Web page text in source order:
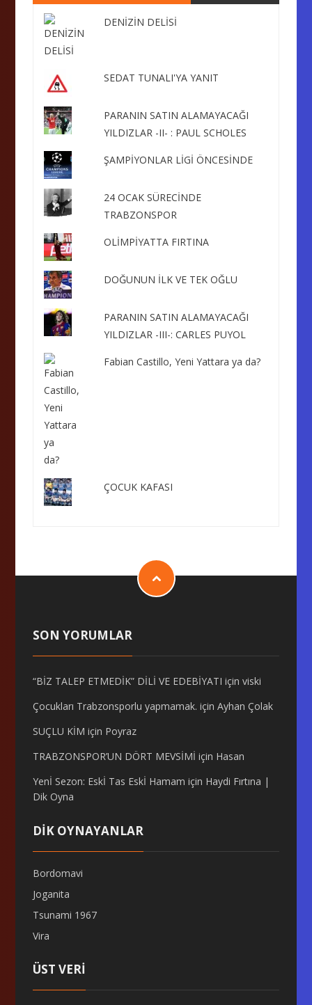
DENİZİN DELİSİ
SEDAT TUNALI'YA YANIT
PARANIN SATIN ALAMAYACAĞI
YILDIZLAR -II- : PAUL SCHOLES
ŞAMPİYONLAR LİGİ ÖNCESİNDE
24 OCAK SÜRECİNDE
TRABZONSPOR
OLİMPİYATTA FIRTINA
DOĞUNUN İLK VE TEK OĞLU
PARANIN SATIN ALAMAYACAĞI
YILDIZLAR -III-: CARLES PUYOL
Fabian Castillo, Yeni Yattara ya da?
ÇOCUK KAFASI
SON YORUMLAR
“BİZ TALEP ETMEDİK” DİLİ VE EDEBİYATI içinviski
Çocukları Trabzonsporlu yapmamak. içinAyhan Çolak
SUÇLU KİM için Poyraz
TRABZONSPOR’UN DÖRT MEVSİMİ için Hasan
Yenİ Sezon: Eskİ Tas Eskİ Hamam için Haydi Fırtına |
Dik Oyna
DİK OYNAYANLAR
Bordomavi
Joganita
Tsunami 1967
Vira
ÜST VERI